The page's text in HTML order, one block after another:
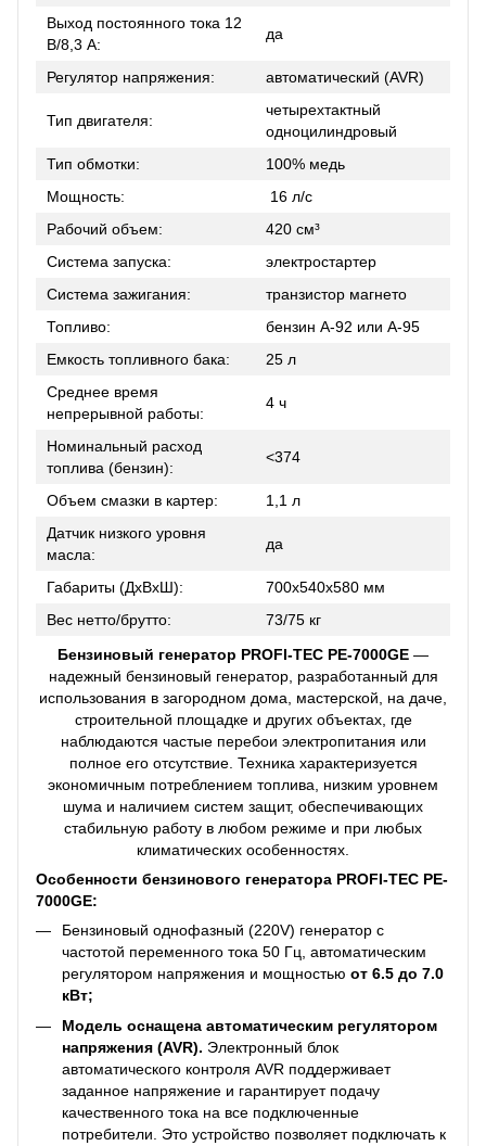
Выход постоянного тока 12
В/8,3 А:
да
Регулятор напряжения: автоматический (AVR)
Тип двигателя:
четырехтактный
одноцилиндровый
Тип обмотки:
100% медь
Мощность:
16 л/с
Рабочий объем:
420 см³
Система запуска:
электростартер
Система зажигания:
транзистор магнето
Топливо:
бензин А-92 или А-95
Емкость топливного бака:
25 л
Среднее время
непрерывной работы:
4 ч
Номинальный расход
топлива (бензин):
<374
Объем смазки в картер:
1,1 л
Датчик низкого уровня
масла:
да
Габариты (ДхВхШ):
700х540х580 мм
Вес нетто/брутто:
73/75 кг
Бензиновый генератор PROFI-TEC PE-7000GE —
надежный бензиновый генератор, разработанный для
использования в загородном дома, мастерской, на даче,
строительной площадке и других объектах, где
наблюдаются частые перебои электропитания или
полное его отсутствие. Техника характеризуется
экономичным потреблением топлива, низким уровнем
шума и наличием систем защит, обеспечивающих
стабильную работу в любом режиме и при любых
климатических особенностях.
Особенности бензинового генератора PROFI-TEC PE-
7000GE:
Бензиновый однофазный (220V) генератор с
частотой переменного тока 50 Гц, автоматическим
регулятором напряжения и мощностью от 6.5 до 7.0
кВт;
Модель оснащена автоматическим регулятором
напряжения (AVR). Электронный блок
автоматического контроля AVR поддерживает
заданное напряжение и гарантирует подачу
качественного тока на все подключенные
потребители. Это устройство позволяет подключать к